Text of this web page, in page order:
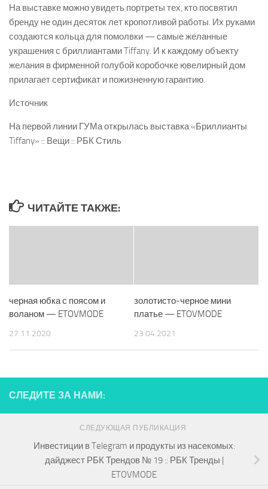
На выставке можно увидеть портреты тех, кто посвятил
бренду не один десяток лет кропотливой работы. Их руками
создаются кольца для помолвки — самые желанные
украшения с бриллиантами Tiffany. И к каждому объекту
желания в фирменной голубой коробочке ювелирный дом
прилагает сертификат и пожизненную гарантию.
Источник
На первой линии ГУМа открылась выставка «Бриллианты
Tiffany» :: Вещи :: РБК Стиль
ЧИТАЙТЕ ТАКЖЕ:
черная юбка с поясом и
воланом — ETOVMODE
27.11.2020
золотисто-черное мини
платье — ETOVMODE
23.04.2021
СЛЕДИТЕ ЗА НАМИ:
СЛЕДУЮЩАЯ ПУБЛИКАЦИЯ
Инвестиции в Telegram и продукты из насекомых:
дайджест РБК Трендов № 19 :: РБК Тренды |
ETOVMODE